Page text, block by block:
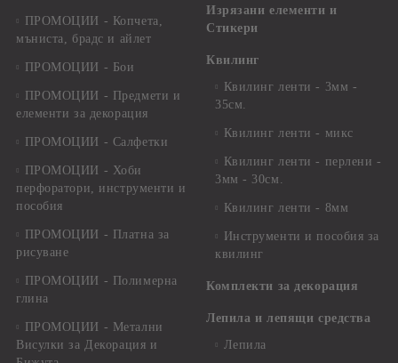
ПРОМОЦИИ - Копчета,
мъниста, брадс и айлет
ПРОМОЦИИ - Бои
ПРОМОЦИИ - Предмети и
елементи за декорация
ПРОМОЦИИ - Салфетки
ПРОМОЦИИ - Хоби
перфоратори, инструменти и
пособия
ПРОМОЦИИ - Платна за
рисуване
ПРОМОЦИИ - Полимерна
глина
ПРОМОЦИИ - Метални
Висулки за Декорация и
Изрязани елементи и
Стикери
Квилинг
Квилинг ленти - 3мм -
35см.
Квилинг ленти - микс
Квилинг ленти - перлени -
3мм - 30см.
Квилинг ленти - 8мм
Инструменти и пособия за
квилинг
Комплекти за декорация
Лепила и лепящи средства
Лепила